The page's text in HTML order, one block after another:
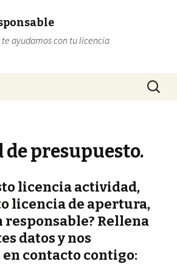
ayudamos con tu licencia
Buscar:
presupuesto.
licencia actividad,
licencia de apertura,
Rellena
datos y nos
contacto contigo: